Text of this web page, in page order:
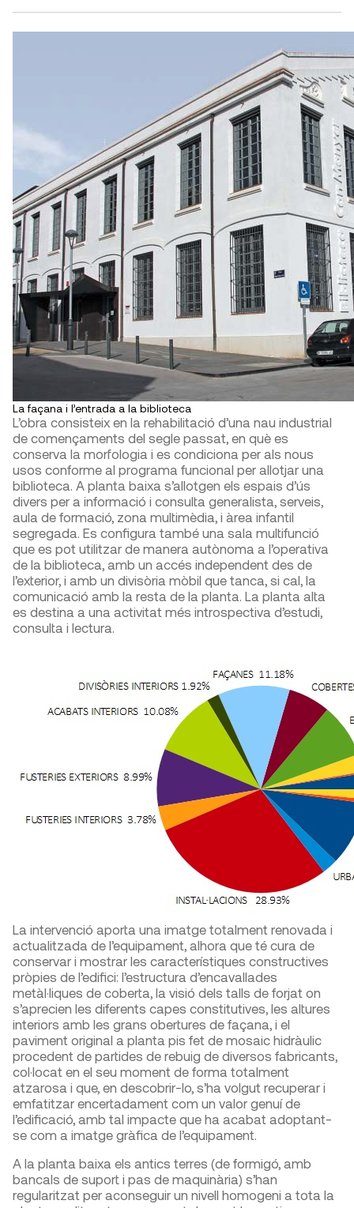
La façana i l’entrada a la biblioteca
L’obra consisteix en la rehabilitació d’una nau industrial
de començaments del segle passat, en què es
conserva la morfologia i es condiciona per als nous
usos conforme al programa funcional per allotjar una
biblioteca. A planta baixa s’allotgen els espais d’ús
divers per a informació i consulta generalista, serveis,
aula de formació, zona multimèdia, i àrea infantil
segregada. Es configura també una sala multifunció
que es pot utilitzar de manera autònoma a l’operativa
de la biblioteca, amb un accés independent des de
l’exterior, i amb un divisòria mòbil que tanca, si cal, la
comunicació amb la resta de la planta. La planta alta
es destina a una activitat més introspectiva d’estudi,
consulta i lectura.
La intervenció aporta una imatge totalment renovada i
actualitzada de l’equipament, alhora que té cura de
conservar i mostrar les característiques constructives
pròpies de l’edifici: l’estructura d’encavallades
metàl·liques de coberta, la visió dels talls de forjat on
s’aprecien les diferents capes constitutives, les altures
interiors amb les grans obertures de façana, i el
paviment original a planta pis fet de mosaic hidràulic
procedent de partides de rebuig de diversos fabricants,
col·locat en el seu moment de forma totalment
atzarosa i que, en descobrir-lo, s’ha volgut recuperar i
emfatitzar encertadament com un valor genuí de
l’edificació, amb tal impacte que ha acabat adoptant-
se com a imatge gràfica de l’equipament.
A la planta baixa els antics terres (de formigó, amb
bancals de suport i pas de maquinària) s’han
regularitzat per aconseguir un nivell homogeni a tota la